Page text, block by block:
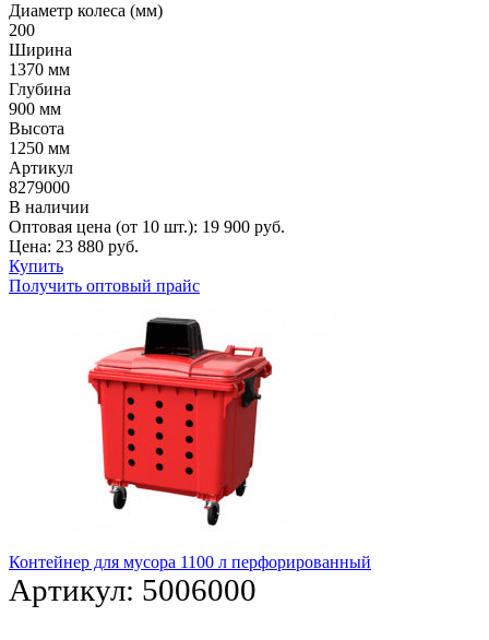
Диаметр колеса (мм)
200
Ширина
1370 мм
Глубина
900 мм
Высота
1250 мм
Артикул
8279000
В наличии
Оптовая цена (от 10 шт.): 19 900 руб.
Цена: 23 880 руб.
Купить
Получить оптовый прайс
Контейнер для мусора 1100 л перфорированный
Артикул: 5006000